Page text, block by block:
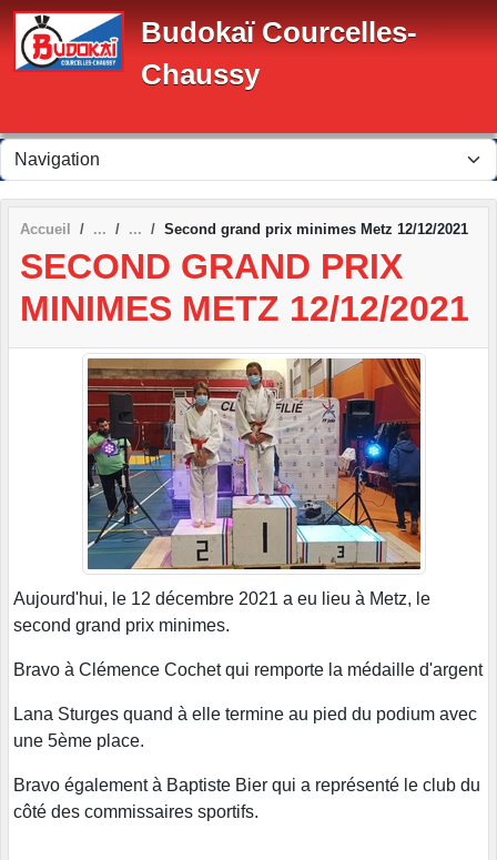
Budokaï Courcelles-
Chaussy
Accueil Second grand prix minimes Metz 12/12/2021
SECOND GRAND PRIX
MINIMES METZ 12/12/2021
Aujourd'hui, le 12 décembre 2021 a eu lieu à Metz, le
second grand prix minimes.
Bravo à Clémence Cochet qui remporte la médaille d'argent
Lana Sturges quand à elle termine au pied du podium avec
une 5ème place.
Bravo également à Baptiste Bier qui a représenté le club du
côté des commissaires sportifs.
Panneau de gestion des cookies